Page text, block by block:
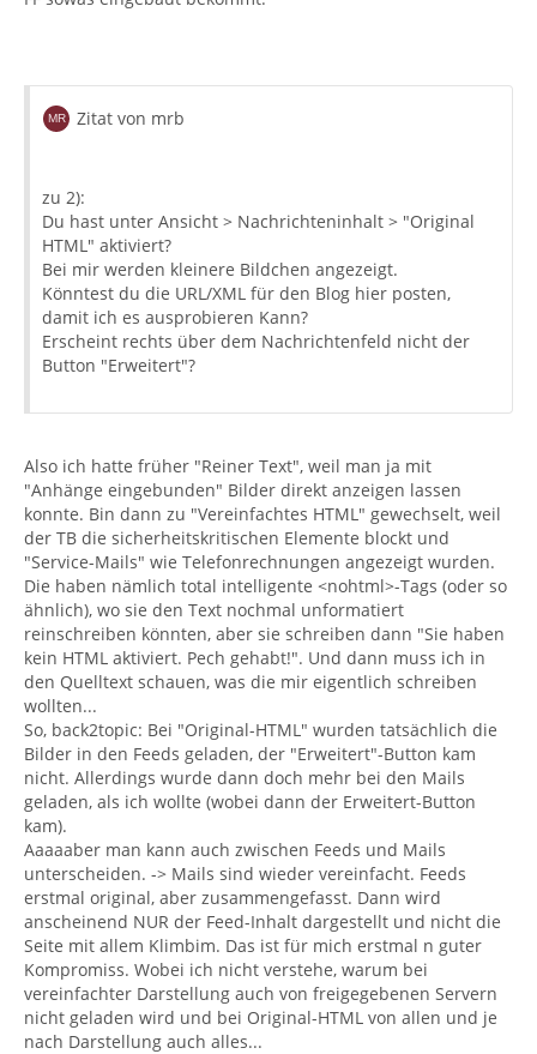
Zitat von mrb
zu 2):
Du hast unter Ansicht > Nachrichteninhalt > "Original
HTML" aktiviert?
Bei mir werden kleinere Bildchen angezeigt.
Könntest du die URL/XML für den Blog hier posten,
damit ich es ausprobieren Kann?
Erscheint rechts über dem Nachrichtenfeld nicht der
Button "Erweitert"?
Also ich hatte früher "Reiner Text", weil man ja mit
"Anhänge eingebunden" Bilder direkt anzeigen lassen
konnte. Bin dann zu "Vereinfachtes HTML" gewechselt, weil
der TB die sicherheitskritischen Elemente blockt und
"Service-Mails" wie Telefonrechnungen angezeigt wurden.
Die haben nämlich total intelligente <nohtml>-Tags (oder so
ähnlich), wo sie den Text nochmal unformatiert
reinschreiben könnten, aber sie schreiben dann "Sie haben
kein HTML aktiviert. Pech gehabt!". Und dann muss ich in
den Quelltext schauen, was die mir eigentlich schreiben
wollten...
So, back2topic: Bei "Original-HTML" wurden tatsächlich die
Bilder in den Feeds geladen, der "Erweitert"-Button kam
nicht. Allerdings wurde dann doch mehr bei den Mails
geladen, als ich wollte (wobei dann der Erweitert-Button
kam).
Aaaaaber man kann auch zwischen Feeds und Mails
unterscheiden. -> Mails sind wieder vereinfacht. Feeds
erstmal original, aber zusammengefasst. Dann wird
anscheinend NUR der Feed-Inhalt dargestellt und nicht die
Seite mit allem Klimbim. Das ist für mich erstmal n guter
Kompromiss. Wobei ich nicht verstehe, warum bei
vereinfachter Darstellung auch von freigegebenen Servern
nicht geladen wird und bei Original-HTML von allen und je
nach Darstellung auch alles...